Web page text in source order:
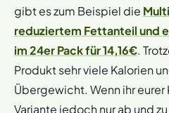
gibt es zum Beispiel die
reduziertem Fettanteil und
im 24er Pack für 14,16€.
Produkt sehr viele Kalorien
Übergewicht. Wenn ihr
Variante jedoch nur ab und